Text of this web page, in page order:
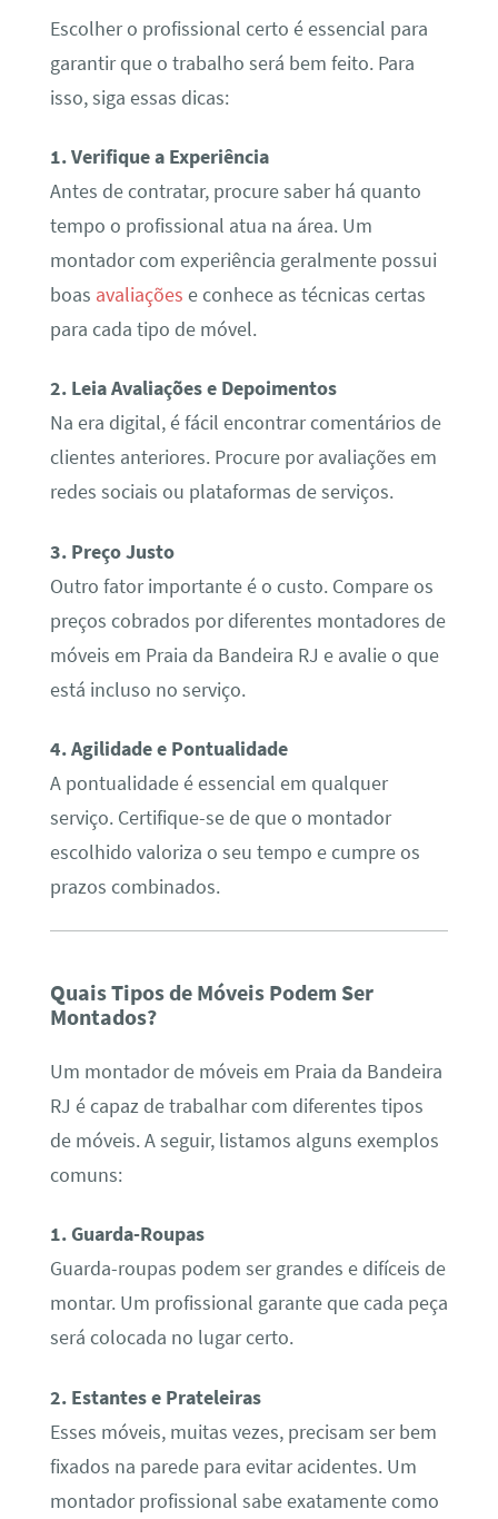
Escolher o profissional certo é essencial para
garantir que o trabalho será bem feito. Para
isso, siga essas dicas:
1. Verifique a Experiência
Antes de contratar, procure saber há quanto
tempo o profissional atua na área. Um
montador com experiência geralmente possui
boas avaliações e conhece as técnicas certas
para cada tipo de móvel.
2. Leia Avaliações e Depoimentos
Na era digital, é fácil encontrar comentários de
clientes anteriores. Procure por avaliações em
redes sociais ou plataformas de serviços.
3. Preço Justo
Outro fator importante é o custo. Compare os
preços cobrados por diferentes montadores de
móveis em Praia da Bandeira RJ e avalie o que
está incluso no serviço.
4. Agilidade e Pontualidade
A pontualidade é essencial em qualquer
serviço. Certifique-se de que o montador
escolhido valoriza o seu tempo e cumpre os
prazos combinados.
Quais Tipos de Móveis Podem Ser
Montados?
Um montador de móveis em Praia da Bandeira
RJ é capaz de trabalhar com diferentes tipos
de móveis. A seguir, listamos alguns exemplos
comuns:
1. Guarda-Roupas
Guarda-roupas podem ser grandes e difíceis de
montar. Um profissional garante que cada peça
será colocada no lugar certo.
2. Estantes e Prateleiras
Esses móveis, muitas vezes, precisam ser bem
fixados na parede para evitar acidentes. Um
montador profissional sabe exatamente como